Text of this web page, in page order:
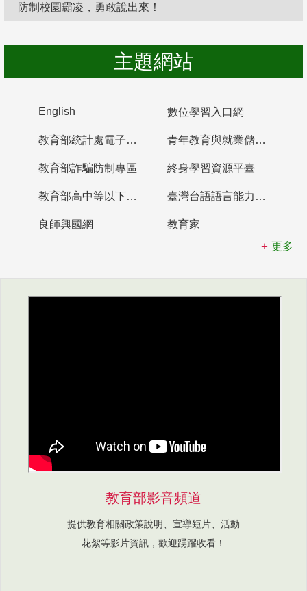
防制校園霸凌，勇敢說出來！
主題網站
English 數位學習入口網
教育部統計處電子書櫃 青年教育與就業儲蓄帳戶
教育部詐騙防制專區 終身學習資源平臺
教育部高中等以下學校及幼兒園教師資格檢定考試 臺灣台語語言能力認證網站
良師興國網
教育家
更多
教育部影音頻道
提供教育相關政策說明、宣導短片、活動
花絮等影片資訊，歡迎踴躍收看！